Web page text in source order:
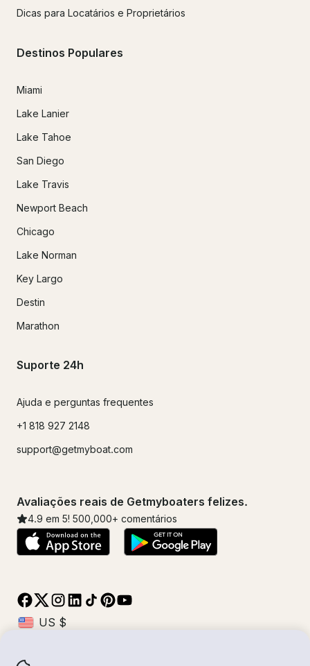
Dicas para Locatários e Proprietários
Destinos Populares
Miami
Lake Lanier
Lake Tahoe
San Diego
Lake Travis
Newport Beach
Chicago
Lake Norman
Key Largo
Destin
Marathon
Suporte 24h
Ajuda e perguntas frequentes
+1 818 927 2148
support@getmyboat.com
Avaliações reais de Getmyboaters felizes.
4.9 em 5! 500,000+ comentários